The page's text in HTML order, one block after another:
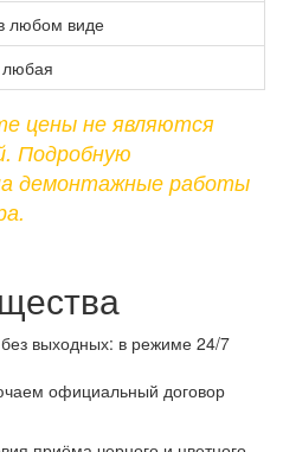
любом виде
любая
цены не являются
Подробную
демонтажные работы
выходных: в режиме 24/7
официальный договор